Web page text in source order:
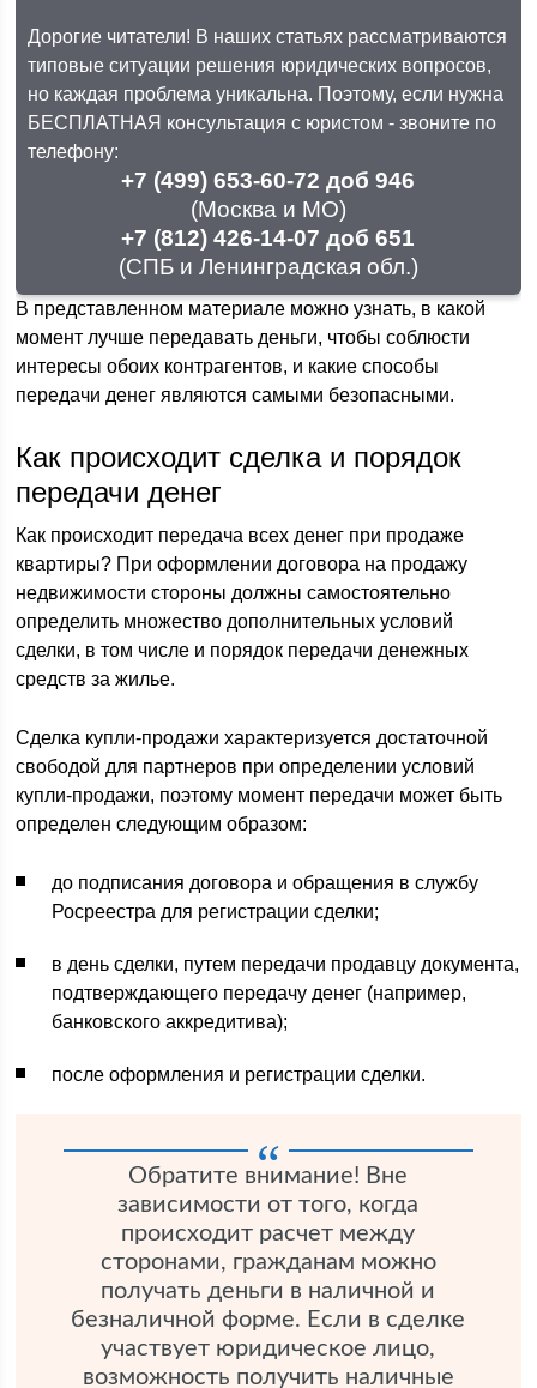
Дорогие читатели! В наших статьях рассматриваются
типовые ситуации решения юридических вопросов,
но каждая проблема уникальна. Поэтому, если нужна
БЕСПЛАТНАЯ консультация с юристом - звоните по
телефону:
+7 (499) 653-60-72 доб 946
(Москва и МО)
+7 (812) 426-14-07 доб 651
(СПБ и Ленинградская обл.)
В представленном материале можно узнать, в какой
момент лучше передавать деньги, чтобы соблюсти
интересы обоих контрагентов, и какие способы
передачи денег являются самыми безопасными.
Как происходит сделка и порядок
передачи денег
Как происходит передача всех денег при продаже
квартиры? При оформлении договора на продажу
недвижимости стороны должны самостоятельно
определить множество дополнительных условий
сделки, в том числе и порядок передачи денежных
средств за жилье.
Сделка купли-продажи характеризуется достаточной
свободой для партнеров при определении условий
купли-продажи, поэтому момент передачи может быть
определен следующим образом:
до подписания договора и обращения в службу
Росреестра для регистрации сделки;
в день сделки, путем передачи продавцу документа,
подтверждающего передачу денег (например,
банковского аккредитива);
после оформления и регистрации сделки.
Обратите внимание! Вне
зависимости от того, когда
происходит расчет между
сторонами, гражданам можно
получать деньги в наличной и
безналичной форме. Если в сделке
участвует юридическое лицо,
возможность получить наличные